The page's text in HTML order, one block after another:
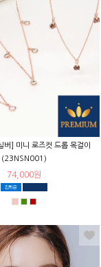
버] 미니 로즈컷 드롭 목걸이
(23NSN001)
74,000원